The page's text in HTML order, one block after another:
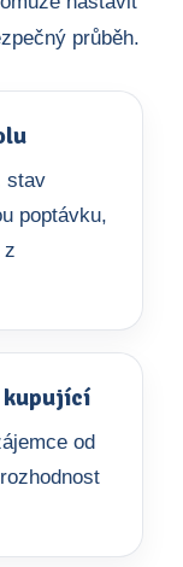
průběh.
stav
poptávku,
z
kupující
od